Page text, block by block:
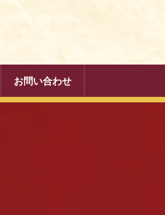
お問い合わせ